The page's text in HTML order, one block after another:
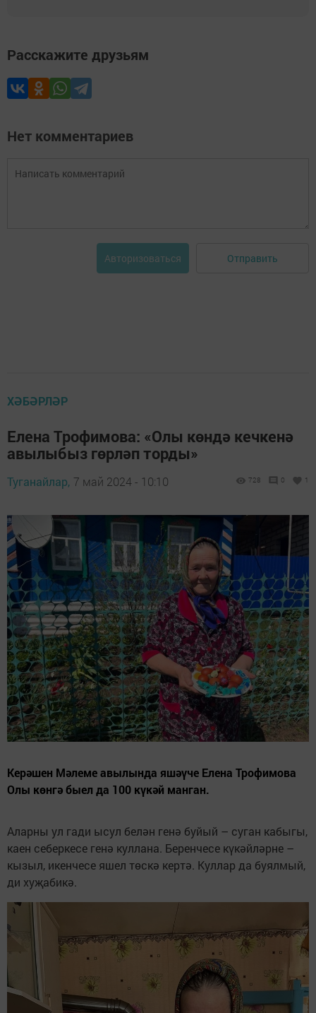
Расскажите друзьям
Нет комментариев
Авторизоваться Отправить
ХӘБӘРЛӘР
Елена Трофимова: «Олы көндә кечкенә
авылыбыз гөрләп торды»
Туганайлар, 7 май 2024 - 10:10 728 0 1
Керәшен Мәлеме авылында яшәүче Елена Трофимова
Олы көнгә быел да 100 күкәй манган.
Аларны ул гади ысул белән генә буйый – суган кабыгы,
каен себеркесе генә куллана. Беренчесе күкәйләрне –
кызыл, икенчесе яшел төскә кертә. Куллар да буялмый,
ди хуҗабикә.